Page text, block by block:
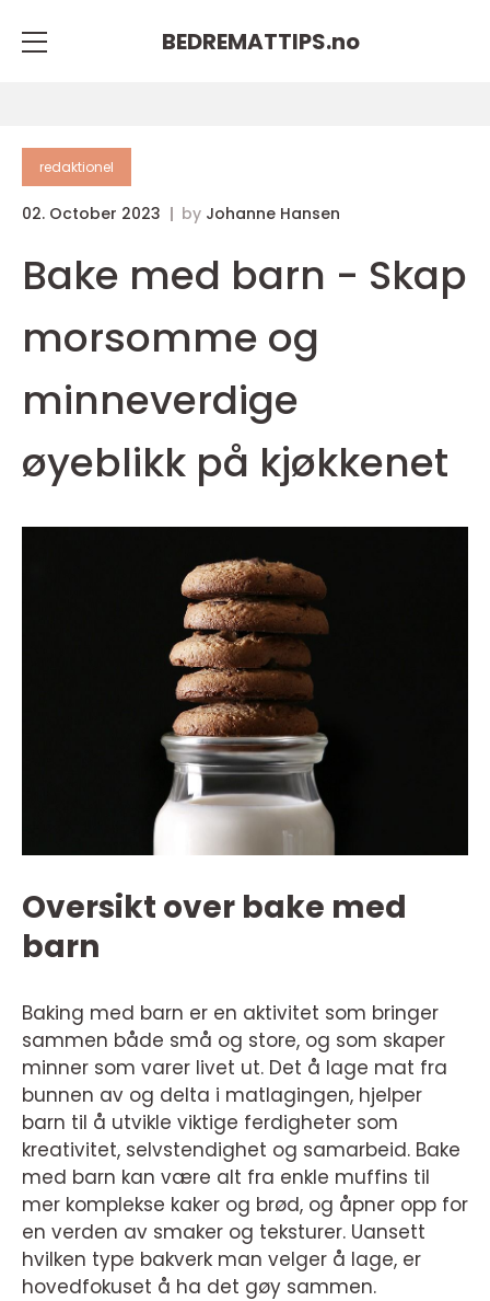
BEDREMATTIPS.no
redaktionel
02. October 2023 by Johanne Hansen
Bake med barn - Skap
morsomme og
minneverdige
øyeblikk på kjøkkenet
Oversikt over bake med
barn
Baking med barn er en aktivitet som bringer
sammen både små og store, og som skaper
minner som varer livet ut. Det å lage mat fra
bunnen av og delta i matlagingen, hjelper
barn til å utvikle viktige ferdigheter som
kreativitet, selvstendighet og samarbeid. Bake
med barn kan være alt fra enkle muffins til
mer komplekse kaker og brød, og åpner opp for
en verden av smaker og teksturer. Uansett
hvilken type bakverk man velger å lage, er
hovedfokuset å ha det gøy sammen.